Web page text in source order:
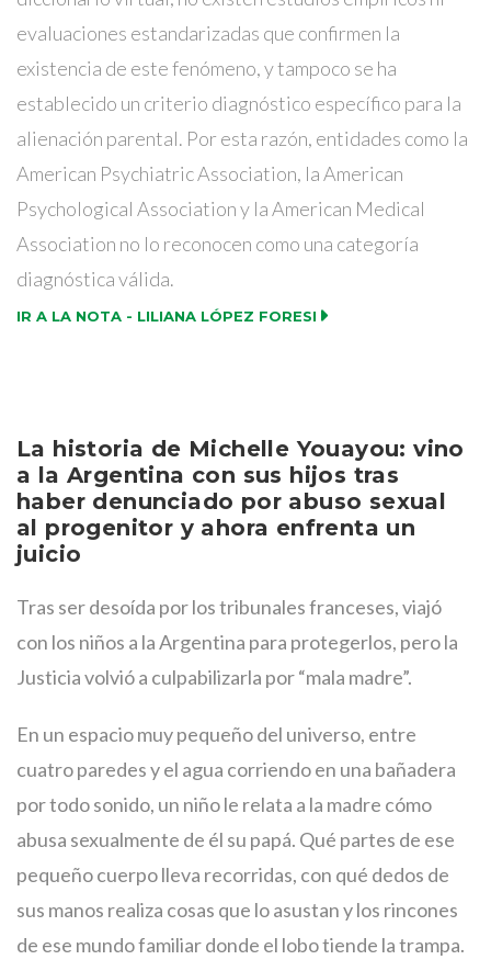
evaluaciones estandarizadas que confirmen la
existencia de este fenómeno, y tampoco se ha
establecido un criterio diagnóstico específico para la
alienación parental. Por esta razón, entidades como la
American Psychiatric Association, la American
Psychological Association y la American Medical
Association no lo reconocen como una categoría
diagnóstica válida.
IR A LA NOTA - LILIANA LÓPEZ FORESI
La historia de Michelle Youayou: vino
a la Argentina con sus hijos tras
haber denunciado por abuso sexual
al progenitor y ahora enfrenta un
juicio
Tras ser desoída por los tribunales franceses, viajó
con los niños a la Argentina para protegerlos, pero la
Justicia volvió a culpabilizarla por “mala madre”.
En un espacio muy pequeño del universo, entre
cuatro paredes y el agua corriendo en una bañadera
por todo sonido, un niño le relata a la madre cómo
abusa sexualmente de él su papá. Qué partes de ese
pequeño cuerpo lleva recorridas, con qué dedos de
sus manos realiza cosas que lo asustan y los rincones
de ese mundo familiar donde el lobo tiende la trampa.